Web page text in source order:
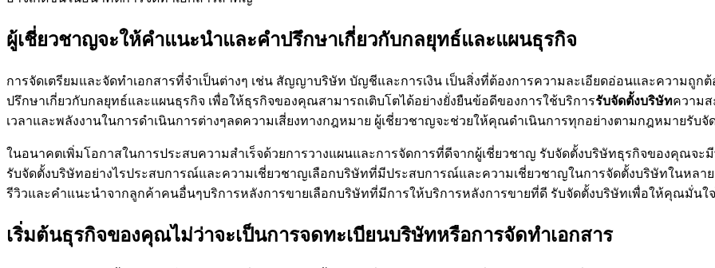
ผู้เชี่ยวชาญจะให้คำแนะนำและคำปรึกษาเกี่ยวกับกลยุทธ์และแผนธุรกิจ
การจัดเตรียมและจัดทำเอกสารที่จำเป็นต่างๆ เช่น สัญญาบริษัท บัญชีและการเงิน เป็นสิ่งที่ต้องการความละเอียดอ่อนและความถู
ปรึกษาเกี่ยวกับกลยุทธ์และแผนธุรกิจ เพื่อให้ธุรกิจของคุณสามารถเติบโตได้อย่างยั่งยืนข้อดีของการใช้บริการรับจัดตั้งบริษัทความ
เวลาและพลังงานในการดำเนินการต่างๆลดความเสี่ยงทางกฎหมาย ผู้เชี่ยวชาญจะช่วยให้คุณดำเนินการทุกอย่างตามกฎหมายรับ
ในอนาคตเพิ่มโอกาสในการประสบความสำเร็จด้วยการวางแผนและการจัดการที่ดีจากผู้เชี่ยวชาญ รับจัดตั้งบริษัทธุรกิจของคุณจะ
รับจัดตั้งบริษัทอย่างไรประสบการณ์และความเชี่ยวชาญเลือกบริษัทที่มีประสบการณ์และความเชี่ยวชาญในการจัดตั้งบริษัทในหลา
รีวิวและคำแนะนำจากลูกค้าคนอื่นๆบริการหลังการขายเลือกบริษัทที่มีการให้บริการหลังการขายที่ดี รับจัดตั้งบริษัทเพื่อให้คุณมั่นใ
เริ่มต้นธุรกิจของคุณไม่ว่าจะเป็นการจดทะเบียนบริษัทหรือการจัดทำเอกสาร